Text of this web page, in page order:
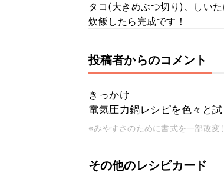
タコ(大きめぶつ切り)、しい
炊飯したら完成です！
投稿者からのコメント
きっかけ
電気圧力鍋レシピを色々と試
※みやすさのために書式を一部改変
その他のレシピカード